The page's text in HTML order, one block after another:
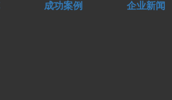
成功案例 企业新闻